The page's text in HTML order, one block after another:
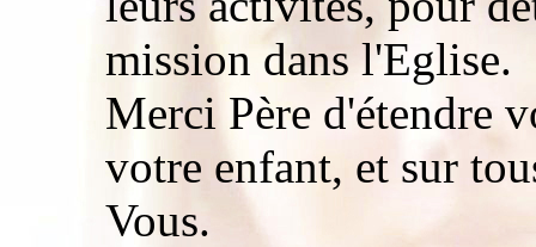
mission dans l'Eglise.
Merci Père d'étendre
votre enfant, et sur
Vous.